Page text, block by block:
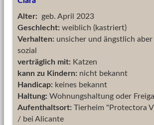
Alter:
geb. April 2023
Geschlecht: weiblich (kastriert)
Verhalten: unsicher und ängstlich aber
sozial
verträglich mit: Katzen
kann zu Kindern: nicht bekannt
Handicap: keines bekannt
Haltung: Wohnungshaltung oder
Aufenthaltsort: Tierheim "Protectora
/ bei Alicante